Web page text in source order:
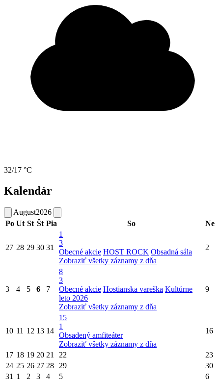
32/17 °C
Kalendár
August2026
Po Ut St Št Pia So Ne
27 28 29 30 31
1
3
Obecné akcie HOST ROCK Obsadná sála
Zobraziť všetky záznamy z dňa
2
3 4 5 6 7
8
3
Obecné akcie Hostianska vareška Kultúrne
leto 2026
Zobraziť všetky záznamy z dňa
9
10 11 12 13 14
15
1
Obsadený amfiteáter
Zobraziť všetky záznamy z dňa
16
17 18 19 20 21 22
23
24 25 26 27 28 29
30
31 1 2 3 4 5 6